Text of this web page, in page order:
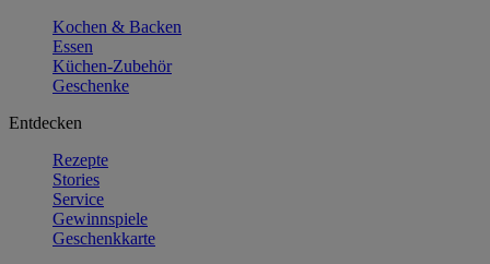
Kochen & Backen
Essen
Küchen-Zubehör
Geschenke
Entdecken
Rezepte
Stories
Service
Gewinnspiele
Geschenkkarte